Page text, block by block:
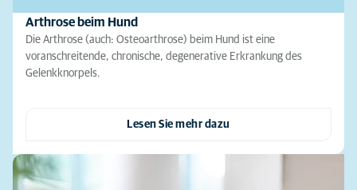
Arthrose beim Hund
Die Arthrose (auch: Osteoarthrose) beim Hund ist eine
voranschreitende, chronische, degenerative Erkrankung des
Gelenkknorpels.
Lesen Sie mehr dazu